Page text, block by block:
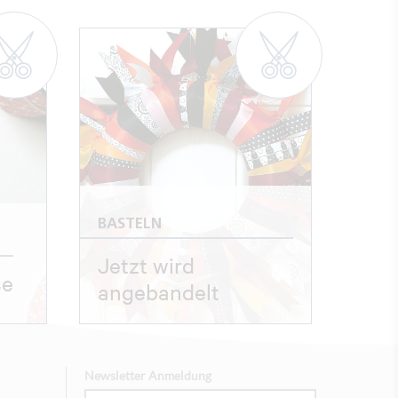
BASTELN
Jetzt wird
angebandelt